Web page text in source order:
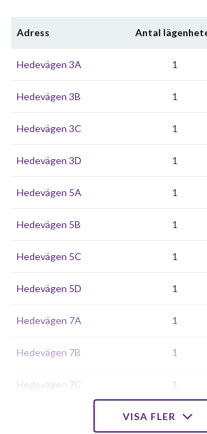
Adress Antal
Hedevägen 3A 1
Hedevägen 3B 1
Hedevägen 3C 1
Hedevägen 3D 1
Hedevägen 5A 1
Hedevägen 5B 1
Hedevägen 5C 1
Hedevägen 5D 1
Hedevägen 7A 1
Hedevägen 7B 1
Hedevägen 7C 1
1
VISA FLER